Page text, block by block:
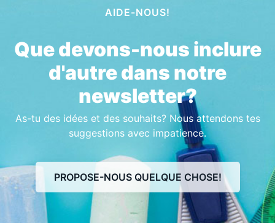
AIDE-NOUS!
Que devons-nous inclure
d'autre dans notre
newsletter?
As-tu des idées et des souhaits? Nous attendons tes
suggestions avec impatience.
PROPOSE-NOUS QUELQUE CHOSE!